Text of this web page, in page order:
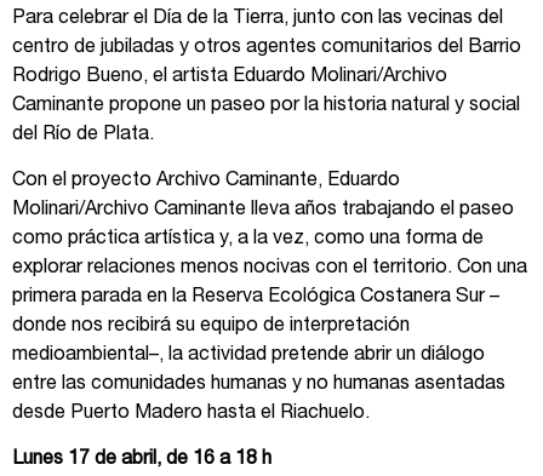
Para celebrar el Día de la Tierra, junto con las vecinas del
centro de jubiladas y otros agentes comunitarios del Barrio
Rodrigo Bueno, el artista Eduardo Molinari/Archivo
Caminante propone un paseo por la historia natural y social
del Río de Plata.
Con el proyecto Archivo Caminante, Eduardo
Molinari/Archivo Caminante lleva años trabajando el paseo
como práctica artística y, a la vez, como una forma de
explorar relaciones menos nocivas con el territorio. Con una
primera parada en la Reserva Ecológica Costanera Sur –
donde nos recibirá su equipo de interpretación
medioambiental–, la actividad pretende abrir un diálogo
entre las comunidades humanas y no humanas asentadas
desde Puerto Madero hasta el Riachuelo.
Lunes 17 de abril, de 16 a 18 h